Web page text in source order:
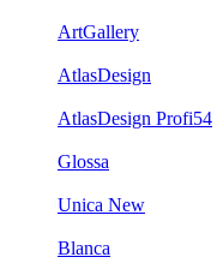
ArtGallery
AtlasDesign
AtlasDesign Profi54
Glossa
Unica New
Blanca